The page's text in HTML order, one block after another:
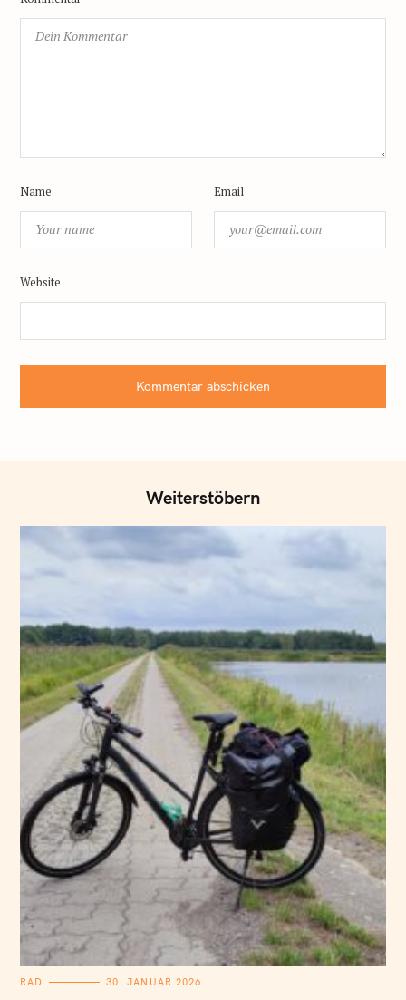
Name Email
Website
Kommentar abschicken
Weiterstöbern
K
RAD 30. JANUAR 2026